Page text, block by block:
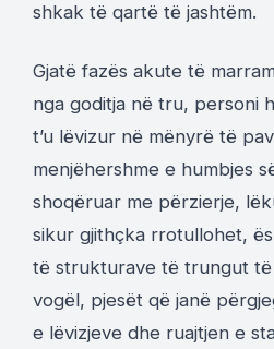
shkak të qartë të jashtëm.
Gjatë fazës akute të
nga goditja në tru, personi
t’u lëvizur në mënyrë të
menjëhershme e humbjes
shoqëruar me përzierje,
sikur gjithçka rrotullohet,
të strukturave të trungut
vogël, pjesët që janë
e lëvizjeve dhe ruajtjen e